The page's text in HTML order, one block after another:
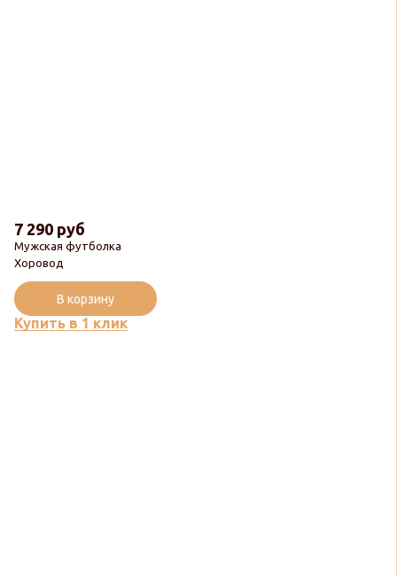
Мужская футболка
Хоровод
7 290 руб
Купить в 1 клик
В корзину